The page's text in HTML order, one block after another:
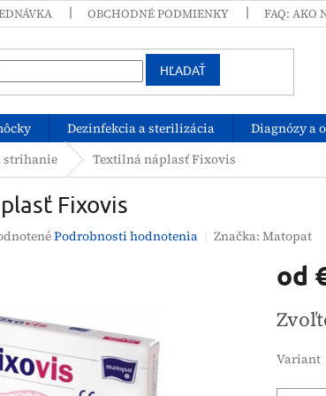
OBCHODNÉ PODMIENKY FAQ: AKO
HĽADAŤ
Dezinfekcia a sterilizácia Diagnózy a
strihanie Textilná náplasť Fixovis
Fixovis
Podrobnosti hodnotenia Značka: Matopat
od
cena:
Variant